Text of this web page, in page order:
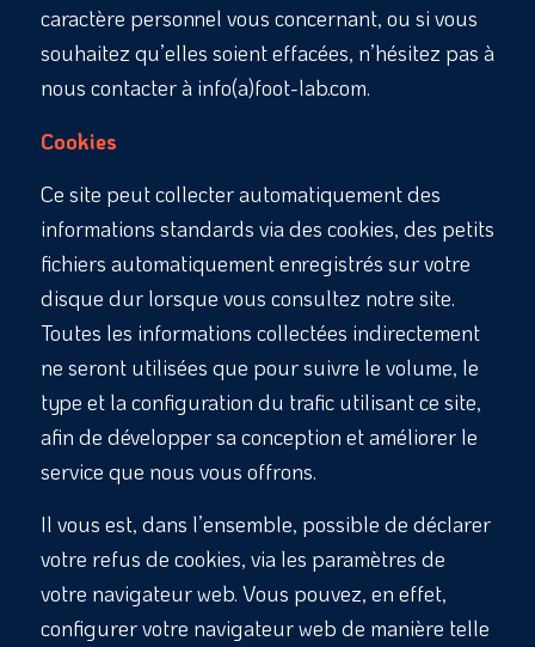
caractère personnel vous concernant, ou si vous
souhaitez qu’elles soient effacées, n’hésitez pas à
nous contacter à info(a)foot-lab.com.
Cookies
Ce site peut collecter automatiquement des
informations standards via des cookies, des petits
fichiers automatiquement enregistrés sur votre
disque dur lorsque vous consultez notre site.
Toutes les informations collectées indirectement
ne seront utilisées que pour suivre le volume, le
type et la configuration du trafic utilisant ce site,
afin de développer sa conception et améliorer le
service que nous vous offrons.
Il vous est, dans l’ensemble, possible de déclarer
votre refus de cookies, via les paramètres de
votre navigateur web. Vous pouvez, en effet,
configurer votre navigateur web de manière telle